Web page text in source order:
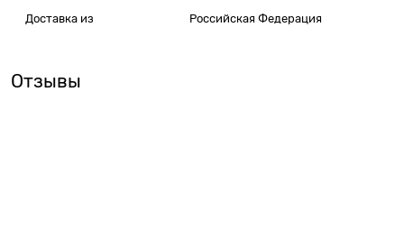
Доставка из Российская Федерация
Отзывы